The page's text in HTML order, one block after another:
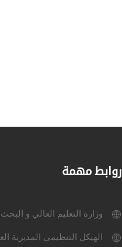
روابط مهمة
وزارة التعليم العالي و
الهيكل التنظيمي المديرية